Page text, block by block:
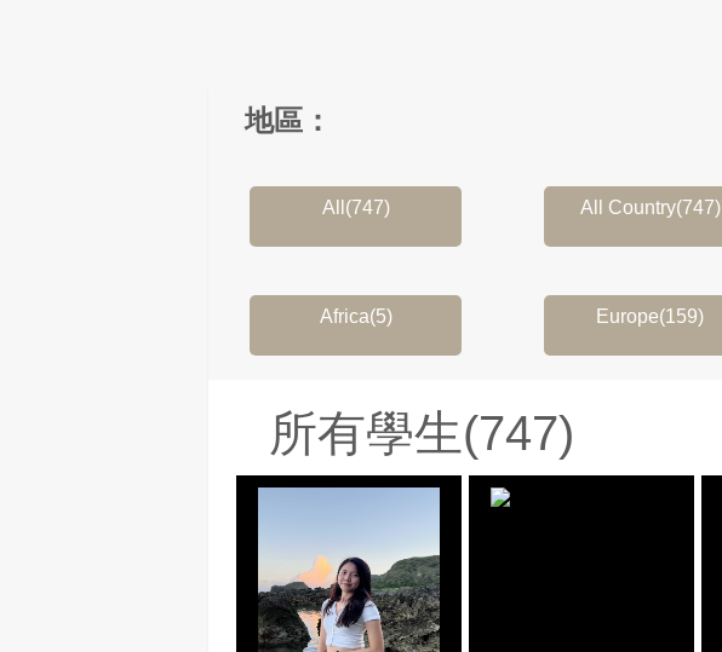
地區：
All(747) All Country(747)
Africa(5) Europe(159)
所有學生(747)